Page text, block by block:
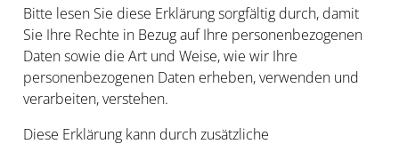
Bitte lesen Sie diese Erklärung sorgfältig durch, damit
Sie Ihre Rechte in Bezug auf Ihre personenbezogenen
Daten sowie die Art und Weise, wie wir Ihre
personenbezogenen Daten erheben, verwenden und
verarbeiten, verstehen.
Diese Erklärung kann durch zusätzliche